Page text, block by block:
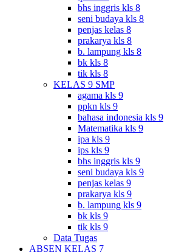
bhs inggris kls 8
seni budaya kls 8
penjas kelas 8
prakarya kls 8
b. lampung kls 8
bk kls 8
tik kls 8
KELAS 9 SMP
agama kls 9
ppkn kls 9
bahasa indonesia kls 9
Matematika kls 9
ipa kls 9
ips kls 9
bhs inggris kls 9
seni budaya kls 9
penjas kelas 9
prakarya kls 9
b. lampung kls 9
bk kls 9
tik kls 9
Data Tugas
ABSEN KELAS 7